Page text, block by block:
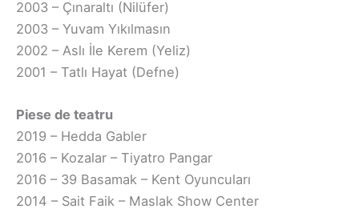
2003 – Çınaraltı (Nilüfer)
2003 – Yuvam Yıkılmasın
2002 – Aslı İle Kerem (Yeliz)
2001 – Tatlı Hayat (Defne)
Piese de teatru
2019 – Hedda Gabler
2016 – Kozalar – Tiyatro Pangar
2016 – 39 Basamak – Kent Oyuncuları
2014 – Sait Faik – Maslak Show Center